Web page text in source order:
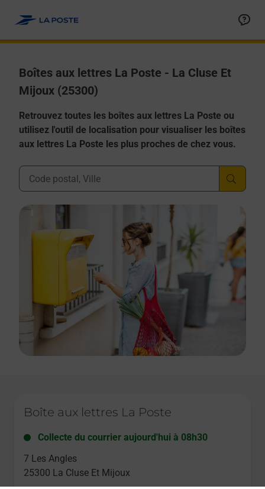
Boîtes aux lettres La Poste - La Cluse Et
Mijoux (25300)
Retrouvez toutes les boîtes aux lettres La Poste ou
utilisez l'outil de localisation pour visualiser les boîtes
aux lettres La Poste les plus proches de chez vous.
Ville, Département, Code Postal
Boîte aux lettres La Poste
Collecte du courrier aujourd'hui à 08h30
7 Les Angles
25300 La Cluse Et Mijoux